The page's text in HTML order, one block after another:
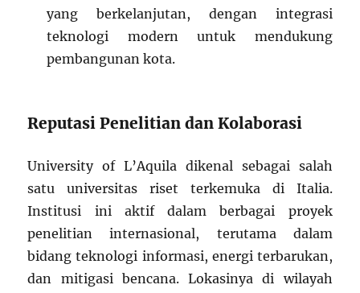
yang berkelanjutan, dengan integrasi
teknologi modern untuk mendukung
pembangunan kota.
Reputasi Penelitian dan Kolaborasi
University of L’Aquila dikenal sebagai salah
satu universitas riset terkemuka di Italia.
Institusi ini aktif dalam berbagai proyek
penelitian internasional, terutama dalam
bidang teknologi informasi, energi terbarukan,
dan mitigasi bencana. Lokasinya di wilayah